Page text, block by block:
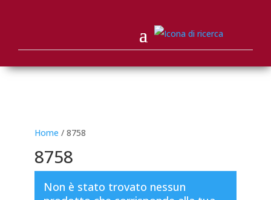
Home / 8758
8758
Non è stato trovato nessun